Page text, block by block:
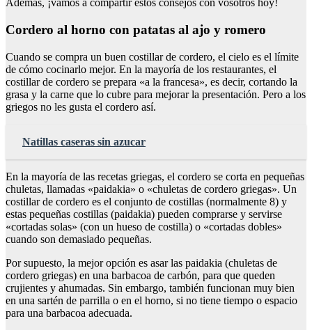
Además, ¡vamos a compartir estos consejos con vosotros hoy!
Cordero al horno con patatas al ajo y romero
Cuando se compra un buen costillar de cordero, el cielo es el límite
de cómo cocinarlo mejor. En la mayoría de los restaurantes, el
costillar de cordero se prepara «a la francesa», es decir, cortando la
grasa y la carne que lo cubre para mejorar la presentación. Pero a los
griegos no les gusta el cordero así.
Natillas caseras sin azucar
En la mayoría de las recetas griegas, el cordero se corta en pequeñas
chuletas, llamadas «paidakia» o «chuletas de cordero griegas». Un
costillar de cordero es el conjunto de costillas (normalmente 8) y
estas pequeñas costillas (paidakia) pueden comprarse y servirse
«cortadas solas» (con un hueso de costilla) o «cortadas dobles»
cuando son demasiado pequeñas.
Por supuesto, la mejor opción es asar las paidakia (chuletas de
cordero griegas) en una barbacoa de carbón, para que queden
crujientes y ahumadas. Sin embargo, también funcionan muy bien
en una sartén de parrilla o en el horno, si no tiene tiempo o espacio
para una barbacoa adecuada.